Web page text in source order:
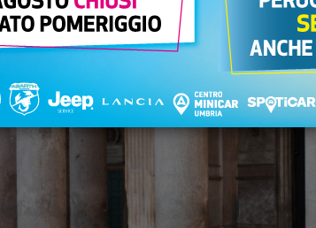
MHEV LA PRIMA